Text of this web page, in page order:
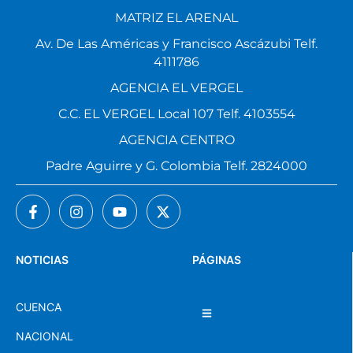
PÁGINAS
NOTICIAS
CUENCA
NACIONAL
MATRIZ EL ARENAL
Av. De Las Américas y Francisco Ascázubi Telf.
4111786
AGENCIA EL VERGEL
C.C. EL VERGEL Local 107 Telf. 4103554
AGENCIA CENTRO
Padre Aguirre y G. Colombia Telf. 2824000